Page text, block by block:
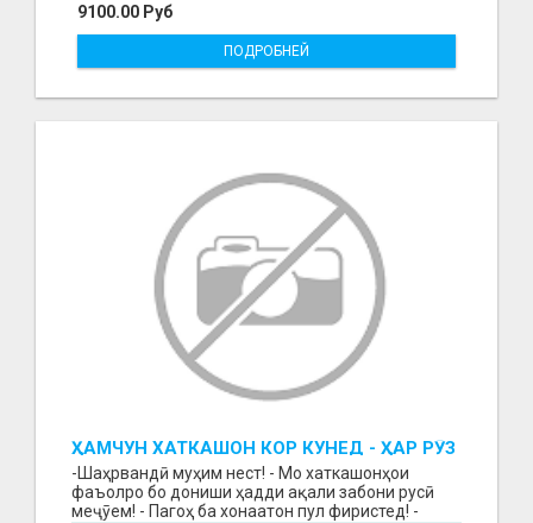
9100.00 Руб
ПОДРОБНЕЙ
ҲАМЧУН ХАТКАШОН КОР КУНЕД - ҲАР РӮЗ
МУЗД ГИРЕД!
-Шаҳрвандӣ муҳим нест! - Мо хаткашонҳои
фаъолро бо дониши ҳадди ақали забони русӣ
меҷӯем! - Пагоҳ ба хонаатон пул фиристед! -